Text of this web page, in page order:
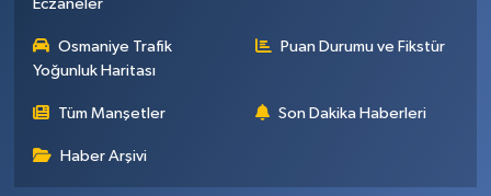
Eczaneler
Osmaniye Trafik
Yoğunluk Haritası
Puan Durumu ve Fikstür
Tüm Manşetler Son Dakika Haberleri
Haber Arşivi